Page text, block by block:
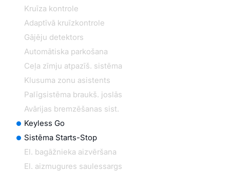
Kruīza kontrole
Adaptīvā kruīzkontrole
Gājēju detektors
Automātiska parkošana
Ceļa zīmju atpazīš. sistēma
Klusuma zonu asistents
Palīgsistēma braukš. joslās
Avārijas bremzēšanas sist.
Keyless Go
Sistēma Starts-Stop
El. bagāžnieka aizvēršana
El. aizmugures saulessargs